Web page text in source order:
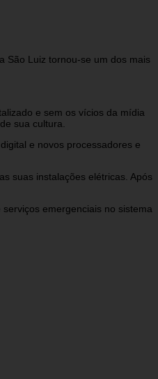
São Luiz tornou-se um dos mais
e sem os vícios da mídia
sua cultura.
e novos processadores e
suas instalações elétricas. Após
emergenciais no sistema